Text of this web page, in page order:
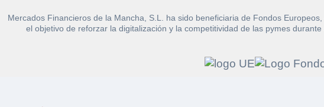
Mercados Financieros de la Mancha, S.L. ha sido beneficiaria de Fondos
el objetivo de reforzar la digitalización y la competitividad de las pymes